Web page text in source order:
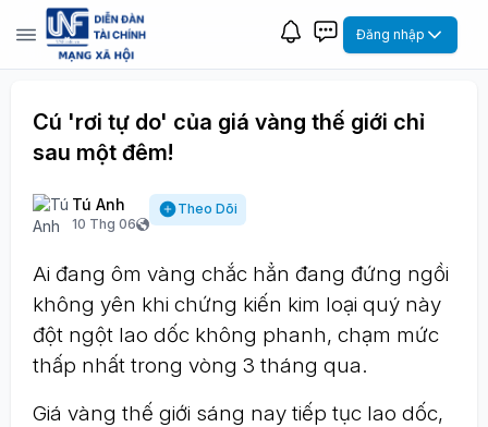
Đăng nhập
Cú 'rơi tự do' của giá vàng thế giới chỉ
sau một đêm!
Tú Anh
10 Thg 06
Theo Dõi
Ai đang ôm vàng chắc hẳn đang đứng ngồi
không yên khi chứng kiến kim loại quý này
đột ngột lao dốc không phanh, chạm mức
thấp nhất trong vòng 3 tháng qua.
Giá vàng thế giới sáng nay tiếp tục lao dốc,